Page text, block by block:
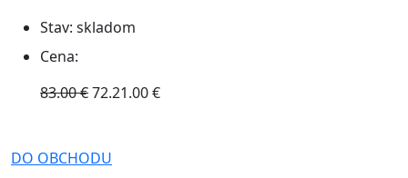
Stav: skladom
Cena:
83.00 €72.21.00 €
DO OBCHODU